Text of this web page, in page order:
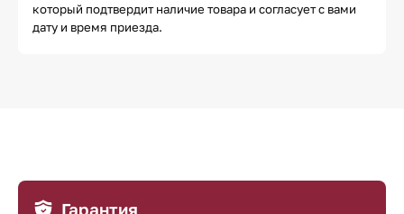
который подтвердит наличие товара и согласует с вами
дату и время приезда.
Гарантия